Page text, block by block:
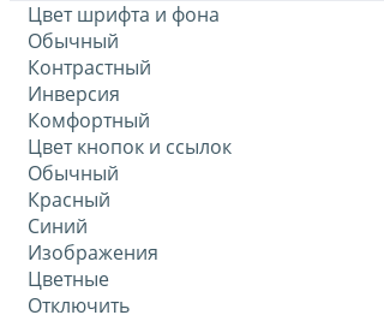
Цвет шрифта и фона
Обычный
Контрастный
Инверсия
Комфортный
Цвет кнопок и ссылок
Обычный
Красный
Синий
Изображения
Цветные
Отключить